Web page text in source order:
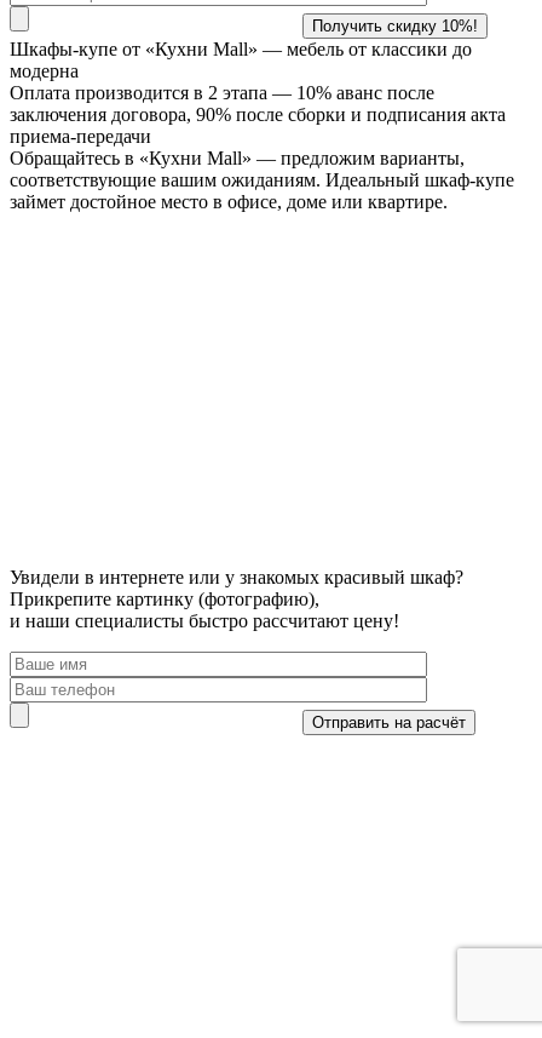
Шкафы-купе от «Кухни Mall» — мебель от классики до
модерна
Оплата производится в 2 этапа — 10% аванс после
заключения договора, 90% после сборки и подписания акта
приема-передачи
Обращайтесь в «Кухни Mall» — предложим варианты,
соответствующие вашим ожиданиям. Идеальный шкаф-купе
займет достойное место в офисе, доме или квартире.
Увидели в интернете или у знакомых красивый шкаф?
Прикрепите картинку (фотографию),
и наши специалисты быстро рассчитают цену!